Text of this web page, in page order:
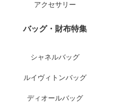
アクセサリー
バッグ・財布特集
シャネルバッグ
ルイヴィトンバッグ
ディオールバッグ